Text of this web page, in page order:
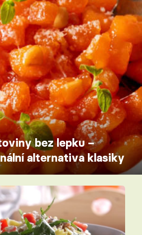
bez lepku –
alternativa klasiky